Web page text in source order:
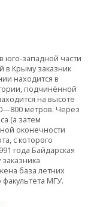
юго-западной части
в Крыму заказник
находится в
подчинённой
на высоте
метров. Через
(а затем
оконечности
с которого
года Байдарская
база летних
факультета МГУ.